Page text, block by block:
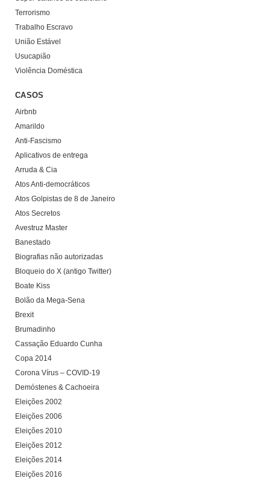
Terrorismo
Trabalho Escravo
União Estável
Usucapião
Violência Doméstica
CASOS
Airbnb
Amarildo
Anti-Fascismo
Aplicativos de entrega
Arruda & Cia
Atos Anti-democráticos
Atos Golpistas de 8 de Janeiro
Atos Secretos
Avestruz Master
Banestado
Biografias não autorizadas
Bloqueio do X (antigo Twitter)
Boate Kiss
Bolão da Mega-Sena
Brexit
Brumadinho
Cassação Eduardo Cunha
Copa 2014
Corona Vírus – COVID-19
Demóstenes & Cachoeira
Eleições 2002
Eleições 2006
Eleições 2010
Eleições 2012
Eleições 2014
Eleições 2016